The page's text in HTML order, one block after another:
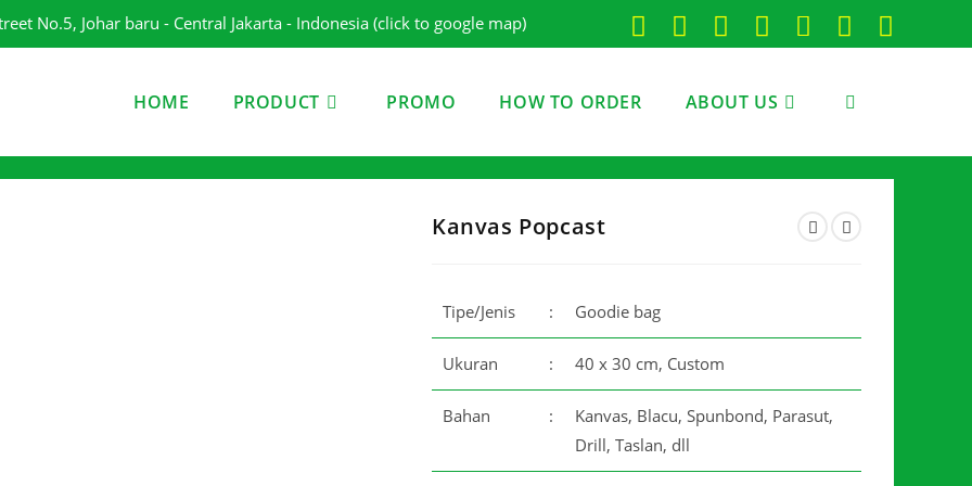
No.5, Johar baru - Central Jakarta - Indonesia (click to google map)
HOME PRODUCT PROMO HOW TO ORDER ABOUT US TOGGLE
Kanvas Popcast
Tipe/Jenis : Goodie bag
Ukuran : 40 x 30 cm, Custom
Bahan :
Kanvas, Blacu, Spunbond, Parasut,
Drill, Taslan, dll